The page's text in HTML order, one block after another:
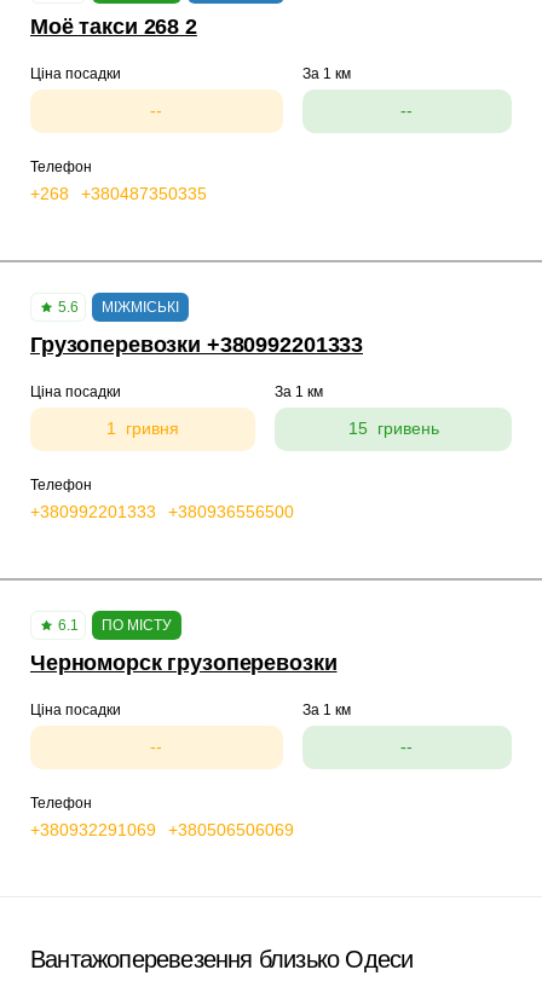
Моё такси 268 2
Ціна посадки
--
За 1 км
--
Телефон
+268 +380487350335
5.6 МІЖМІСЬКІ
Грузоперевозки +380992201333
Ціна посадки
1 гривня
За 1 км
15 гривень
Телефон
+380992201333 +380936556500
6.1 ПО МІСТУ
Черноморск грузоперевозки
Ціна посадки
--
За 1 км
--
Телефон
+380932291069 +380506506069
Вантажоперевезення близько Одеси